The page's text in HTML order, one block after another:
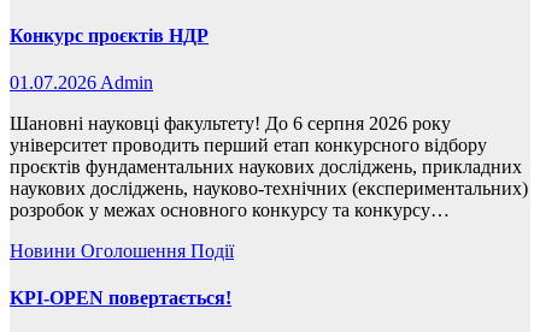
Конкурс проєктів НДР
01.07.2026 Admin
Шановні науковці факультету! До 6 серпня 2026 року
університет проводить перший етап конкурсного відбору
проєктів фундаментальних наукових досліджень, прикладних
наукових досліджень, науково-технічних (експериментальних)
розробок у межах основного конкурсу та конкурсу…
Новини Оголошення Події
KPI-OPEN повертається!